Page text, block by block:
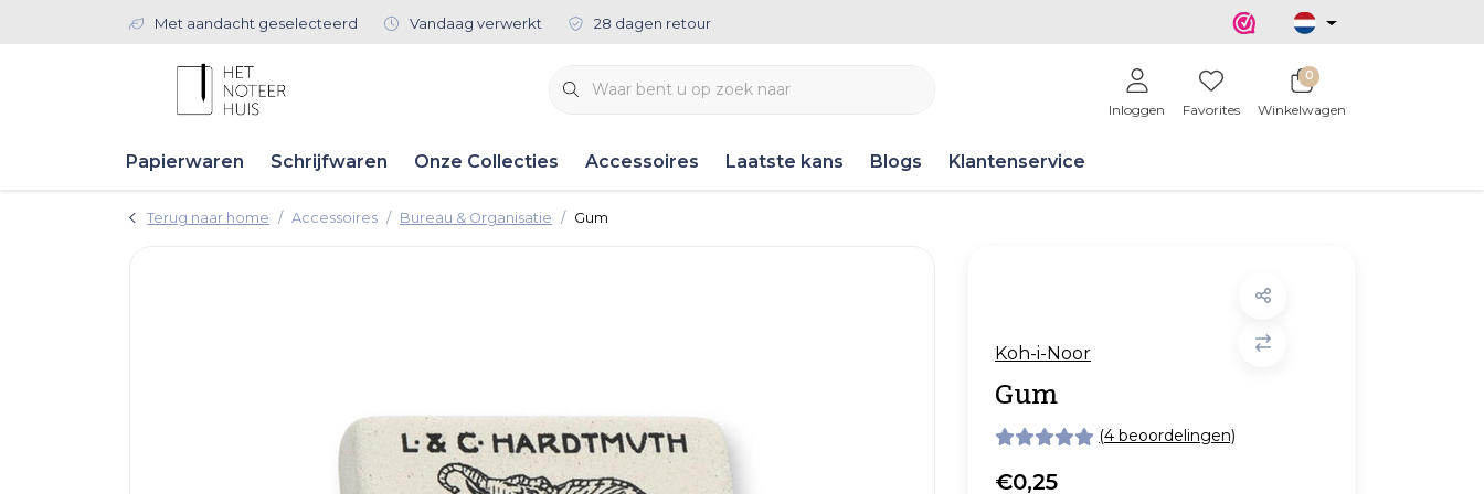
Met aandacht geselecteerd Vandaag verwerkt 28 dagen retour
Inloggen Favorites
0
Winkelwagen
Papierwaren Schrijfwaren Onze Collecties Accessoires Laatste kans Blogs Klantenservice
Terug naar home Accessoires Bureau & Organisatie Gum
Koh-i-Noor
Gum
(4 beoordelingen)
€0,25